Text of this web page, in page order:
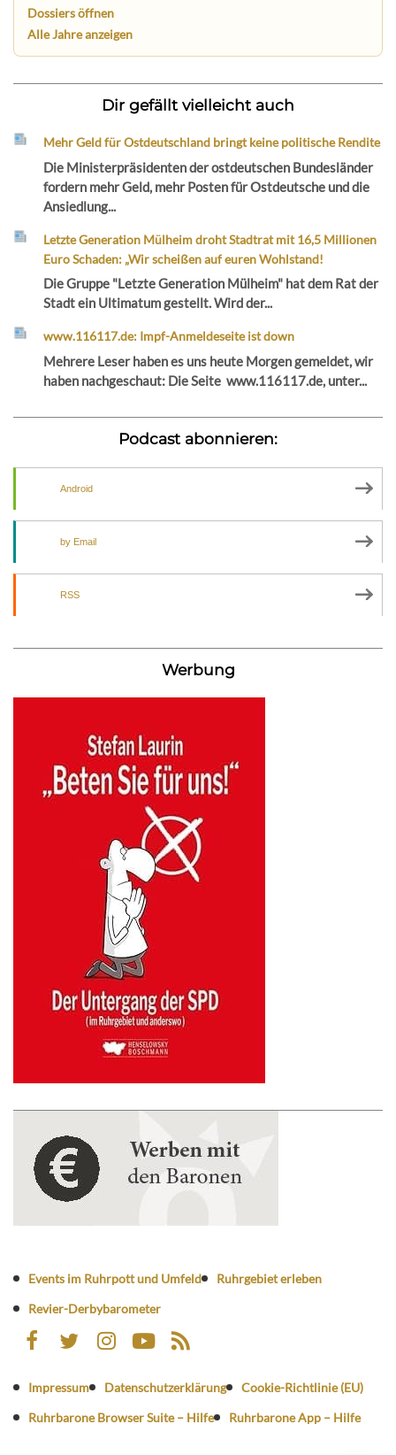
Dossiers öffnen
Alle Jahre anzeigen
Dir gefällt vielleicht auch
Mehr Geld für Ostdeutschland bringt keine politische Rendite
Die Ministerpräsidenten der ostdeutschen Bundesländer
fordern mehr Geld, mehr Posten für Ostdeutsche und die
Ansiedlung...
Letzte Generation Mülheim droht Stadtrat mit 16,5 Millionen
Euro Schaden: „Wir scheißen auf euren Wohlstand!
Die Gruppe "Letzte Generation Mülheim" hat dem Rat der
Stadt ein Ultimatum gestellt. Wird der...
www.116117.de: Impf-Anmeldeseite ist down
Mehrere Leser haben es uns heute Morgen gemeldet, wir
haben nachgeschaut: Die Seite www.116117.de, unter...
Podcast abonnieren:
Android
by Email
RSS
Werbung
Events im Ruhrpott und Umfeld
Ruhrgebiet erleben
Revier-Derbybarometer
Impressum Datenschutzerklärung
Cookie-Richtlinie (EU)
Ruhrbarone Browser Suite – Hilfe
Ruhrbarone App – Hilfe